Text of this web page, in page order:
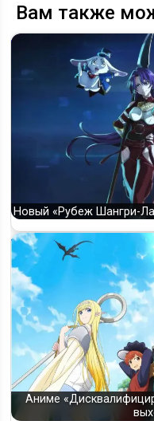
Вам также
Новый «Рубеж Шангри-
Аниме